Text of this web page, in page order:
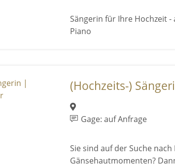
Sängerin für Ihre Hochzeit
Piano
(Hochzeits-)
Gage: auf Anfrage
Sie sind auf der Suche
Gänsehautmomenten?